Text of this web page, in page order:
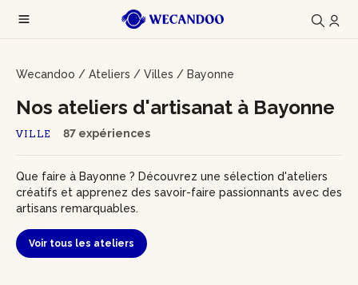
Wecandoo / Ateliers / Villes / Bayonne
VILLE 87 expériences
Nos ateliers d'artisanat à Bayonne
Que faire à Bayonne ? Découvrez une sélection d'ateliers
créatifs et apprenez des savoir-faire passionnants avec des
artisans remarquables.
Voir tous les ateliers